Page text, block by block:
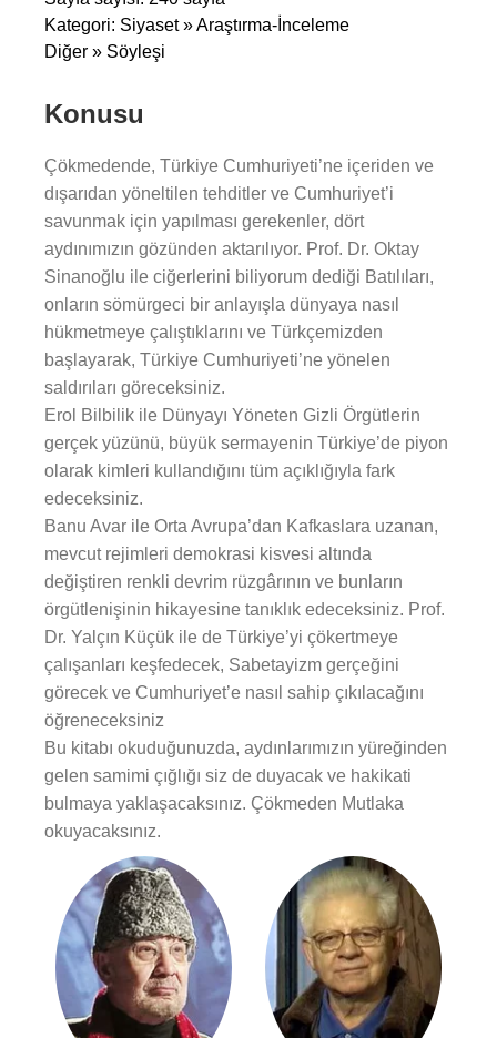
Kategori: Siyaset » Araştırma-İnceleme
Diğer » Söyleşi
Konusu
Çökmedende, Türkiye Cumhuriyeti’ne içeriden ve
dışarıdan yöneltilen tehditler ve Cumhuriyet’i
savunmak için yapılması gerekenler, dört
aydınımızın gözünden aktarılıyor. Prof. Dr. Oktay
Sinanoğlu ile ciğerlerini biliyorum dediği Batılıları,
onların sömürgeci bir anlayışla dünyaya nasıl
hükmetmeye çalıştıklarını ve Türkçemizden
başlayarak, Türkiye Cumhuriyeti’ne yönelen
saldırıları göreceksiniz.
Erol Bilbilik ile Dünyayı Yöneten Gizli Örgütlerin
gerçek yüzünü, büyük sermayenin Türkiye’de piyon
olarak kimleri kullandığını tüm açıklığıyla fark
edeceksiniz.
Banu Avar ile Orta Avrupa’dan Kafkaslara uzanan,
mevcut rejimleri demokrasi kisvesi altında
değiştiren renkli devrim rüzgârının ve bunların
örgütlenişinin hikayesine tanıklık edeceksiniz. Prof.
Dr. Yalçın Küçük ile de Türkiye’yi çökertmeye
çalışanları keşfedecek, Sabetayizm gerçeğini
görecek ve Cumhuriyet’e nasıl sahip çıkılacağını
öğreneceksiniz
Bu kitabı okuduğunuzda, aydınlarımızın yüreğinden
gelen samimi çığlığı siz de duyacak ve hakikati
bulmaya yaklaşacaksınız. Çökmeden Mutlaka
okuyacaksınız.